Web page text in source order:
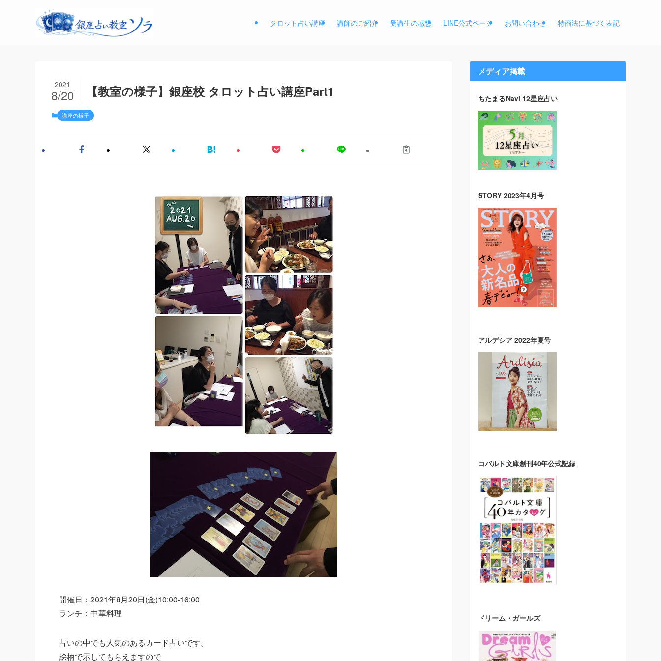
タロット占い講座 講師のご紹介 受講生の感想 LINE公式ページ お問い合わせ 特商法に基づく表記
【教室の様子】銀座校 タロット占い講座Part1
2021
8/20
講座の様子
開催日：2021年8月20日(金)10:00-16:00
ランチ：中華料理
占いの中でも人気のあるカード占いです。
絵柄で示してもらえますので
メディア掲載
ちたまるNavi 12星座占い
STORY 2023年4月号
アルデシア 2022年夏号
コバルト文庫創刊40年公式記録
ドリーム・ガールズ